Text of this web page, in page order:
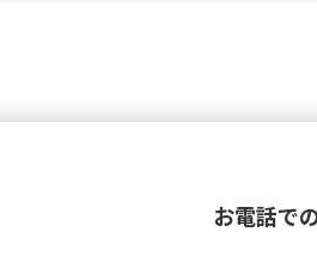
お電話で